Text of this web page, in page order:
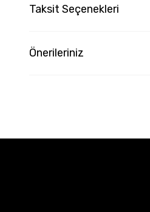
Taksit Seçenekleri
Önerileriniz